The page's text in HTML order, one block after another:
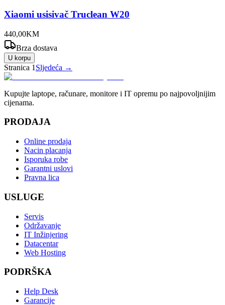
Xiaomi usisivač Truclean W20
440,00KM
Brza dostava
U korpu
Stranica 1 Sljedeća →
Kupujte laptope, računare, monitore i IT opremu po najpovoljnijim
cijenama.
PRODAJA
Online prodaja
Nacin placanja
Isporuka robe
Garantni uslovi
Pravna lica
USLUGE
Servis
Održavanje
IT Inžinjering
Datacentar
Web Hosting
PODRŠKA
Help Desk
Garancije